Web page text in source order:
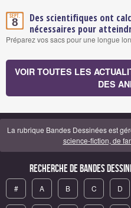
Sept.
8
Des scientifiques ont
nécessaires pour
Préparez vos sacs pour une longue
VOIR TOUTES LES
DES
La rubrique Bandes Dessinées est
science-fiction, de
Recherche de Bandes
# A B C D